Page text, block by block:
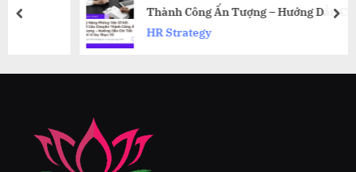
Thành Công Ấn Tượng – Hướng Dẫn Chi Tiết
Với Ví Dụ Thực Tế
HR Strategy
prev